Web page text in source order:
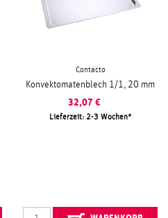
Contacto
Konvektomatenblech 1/1, 20 mm
32,07 €
Lieferzeit: 2-3 Wochen